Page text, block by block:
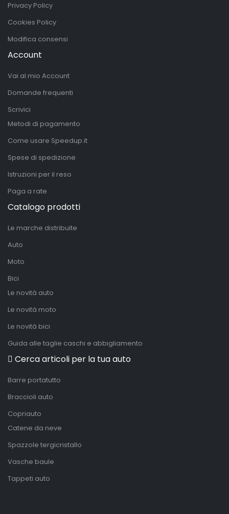
Privacy Policy
Cookies Policy
Modifica consensi
Account
Vai al mio Account
Domande frequenti
Scrivici
Metodi di pagamento
Come usare Speedup.it
Spese di spedizione
Istruzioni per il reso
Paga a rate
Catalogo prodotti
Le marche distribuite
Auto
Moto
Bici
Le novità auto
Le novità moto
Le novità bici
Guida alle taglie caschi e abbigliamento
Cerca articoli per la tua auto
Barre portatutto
Braccioli auto
Copriauto
Catene da neve
Spazzole tergicristallo
Vasche baule
Tappeti auto